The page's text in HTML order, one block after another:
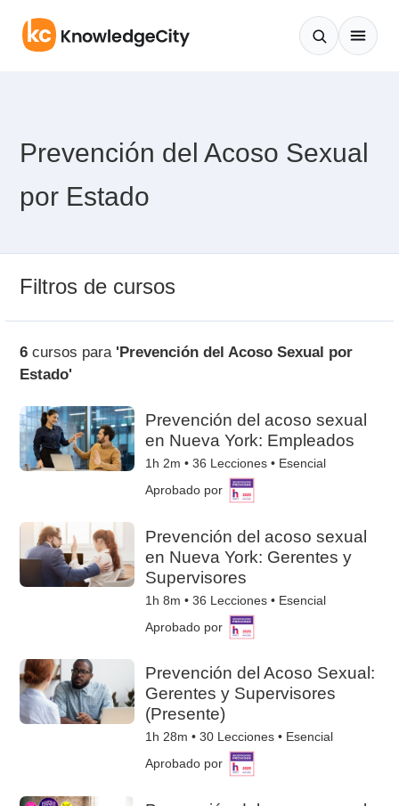
Prevención del Acoso Sexual
por Estado
Filtros de cursos
6cursos para 'Prevención del Acoso Sexual por
Estado'
Prevención del acoso sexual
en Nueva York: Empleados
1h 2m •36 Lecciones • Esencial
Aprobado por
Prevención del acoso sexual
en Nueva York: Gerentes y
Supervisores
1h 8m •36 Lecciones • Esencial
Aprobado por
Prevención del Acoso Sexual:
Gerentes y Supervisores
(Presente)
1h 28m •30 Lecciones • Esencial
Aprobado por